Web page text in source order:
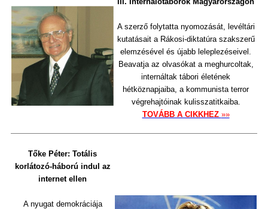
A szerző folytatta nyomozását, levéltári
kutatásait a Rákosi-diktatúra szakszerű
elemzésével és újabb leleplezéseivel.
Beavatja az olvasókat a meghurcoltak,
internáltak tábori életének
hétköznapjaiba, a kommunista terror
végrehajtóinak kulisszatitkaiba.
TOVÁBB A CIKKHEZ »»
Tőke Péter: Totális
korlátozó-háború indul az
internet ellen
A nyugat demokráciája